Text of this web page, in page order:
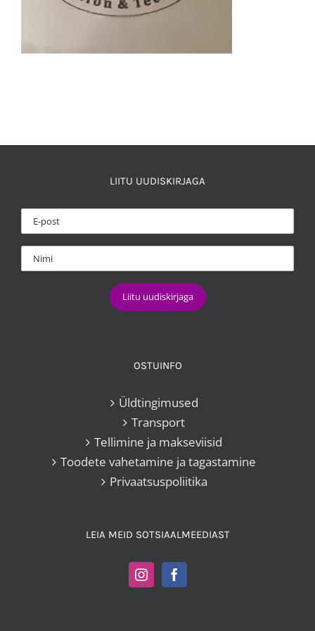
LIITU UUDISKIRJAGA
OSTUINFO
Üldtingimused
Transport
Tellimine ja makseviisid
Toodete vahetamine ja tagastamine
Privaatsuspoliitika
LEIA MEID SOTSIAALMEEDIAST